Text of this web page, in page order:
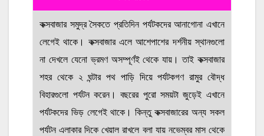
কক্সবাজার সমুদ্র সৈকতে প্রতিদিন পর্যটকদের আনাগোনা এখানে
লেগেই থাকে। কক্সবাজার এলে আশেপাশের দর্শনীয় স্থানগুলো
না দেখলে যেনো ভ্রমণ অসম্পূর্ণই থেকে যায়। তাই কক্সবাজার
শহর থেকে ২ ঘন্টার পথ পাড়ি দিয়ে পর্যটকগণ রামুর বৌদ্ধ
বিহারগুলো পর্যটন করেন। বছরের পুরো সময়টা জুড়েই এখানে
পর্যটকদের ভিড় লেগেই থাকে। কিন্তু কক্সবাজারের অন্য সকল
পর্যটন এলাকার দিকে খেয়াল রাখলে বলা যায় নভেম্বর মাস থেকে